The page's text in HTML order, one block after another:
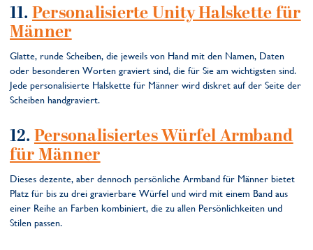
11.Personalisierte Unity Halskette für
Männer
Glatte, runde Scheiben, die jeweils von Hand mit den Namen, Daten
oder besonderen Worten graviert sind, die für Sie am wichtigsten sind.
Jede personalisierte Halskette für Männer wird diskret auf der Seite der
Scheiben handgraviert.
12.Personalisiertes Würfel Armband
für Männer
Dieses dezente, aber dennoch persönliche Armband für Männer bietet
Platz für bis zu drei gravierbare Würfel und wird mit einem Band aus
einer Reihe an Farben kombiniert, die zu allen Persönlichkeiten und
Stilen passen.